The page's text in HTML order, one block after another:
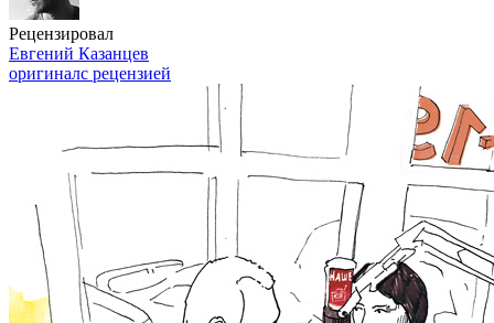
Рецензировал
Евгений Казанцев
оригиналс рецензией